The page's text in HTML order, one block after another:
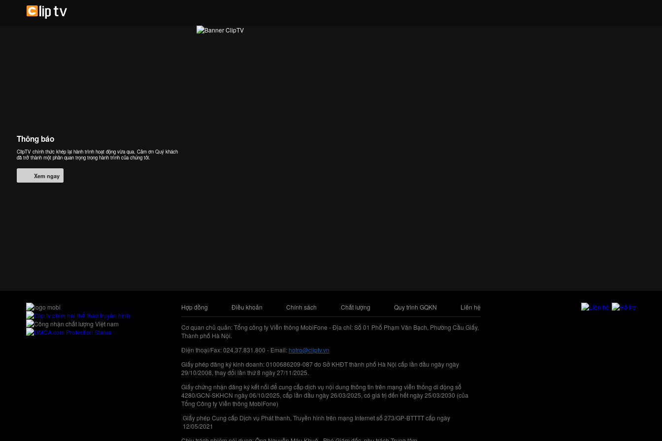
Thông báo
ClipTV chính thức khép lại hành trình hoạt động vừa qua. Cảm ơn Quý khách
đã trở thành một phần quan trọng trong hành trình của chúng tôi.
Xem ngay
Hợp đồng Điều khoản Chính sách Chất lượng Quy trình GQKN Liên hệ
Cơ quan chủ quản: Tổng công ty Viễn thông MobiFone - Địa chỉ: Số 01 Phố Phạm Văn Bạch, Phường Cầu Giấy,
Thành phố Hà Nội.
Điện thoại/Fax: 024.37.831.800 - Email:hotro@cliptv.vn
Giấy phép đăng ký kinh doanh: 0100686209-087 do Sở KHĐT thành phố Hà Nội cấp lần đầu ngày ngày
29/10/2008, thay đổi lần thứ 8 ngày 27/11/2025.
Giấy chứng nhận đăng ký kết nối để cung cấp dịch vụ nội dung thông tin trên mạng viễn thông di động số
4280/GCN-SKHCN ngày 06/10/2025, cấp lần đầu ngày 26/03/2025, có giá trị đến hết ngày 25/03/2030 (của
Tổng Công ty Viễn thông MobiFone)
Giấy phép Cung cấp Dịch vụ Phát thanh, Truyền hình trên mạng Internet số 273/GP-BTTTT cấp ngày
12/05/2021